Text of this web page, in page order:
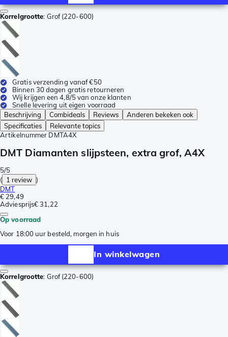
Korrelgrootte: Grof (220-600)
Gratis verzending vanaf €50
Binnen 30 dagen gratis retourneren
Wij krijgen een 4,8/5 van onze klanten
Snelle levering uit eigen voorraad
Beschrijving
Combideals Reviews
Anderen bekeken ook
Specificaties
Relevante topics
Artikelnummer DMTA4X
DMT Diamanten slijpsteen, extra grof, A4X
5/5
( 1 review )
DMT
€ 29,49
Adviesprijs€ 31,22
Op voorraad
Voor 18:00 uur besteld, morgen in huis
In winkelwagen
Korrelgrootte: Grof (220-600)